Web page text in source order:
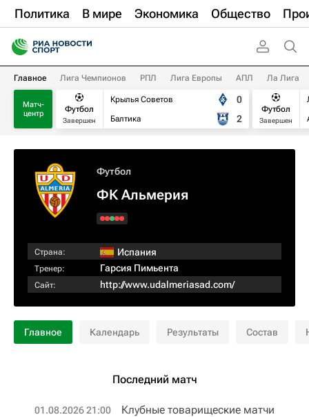
Политика В мире Экономика Общество
Главное Лига Чемпионов РПЛ Лига Европы АПЛ Ла Лига
Матч-
центр
Футбол
Завершен
Крылья Советов
Балтика
0
2
Футбол
Завершен
Футбол
ФК Альмерия
Страна: Испания
Тренер: Гарсия Пимьента
Сайт: http://www.udalmeriasad.com/
Главное Календарь Результаты Состав
Последний матч
01.08.2026 21:00 Клубные товарищеские матчи